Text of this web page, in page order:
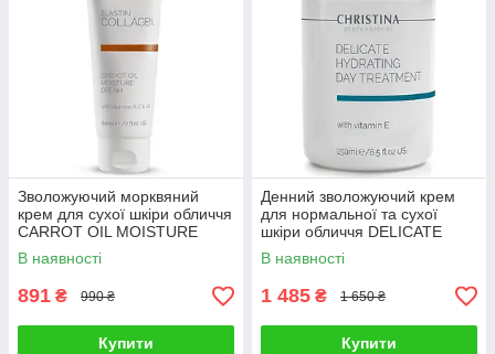
Зволожуючий морквяний
крем для сухої шкіри обличчя
CARROT OIL MOISTURE
CREAM ELASTIN COLLAGEN
CHRISTINA 60 мл
В наявності
891 ₴ 990 ₴
Купити
Денний зволожуючий крем
для нормальної та сухої
шкіри обличчя DELICATE
HYDRATING DAY
TREATMENT CHRISTINA 250
В наявності
1 485 ₴ 1 650 ₴
Купити